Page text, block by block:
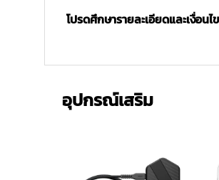
โปรดศึกษารายละเอียดและเงื่อน
อุปกรณ์เสริม